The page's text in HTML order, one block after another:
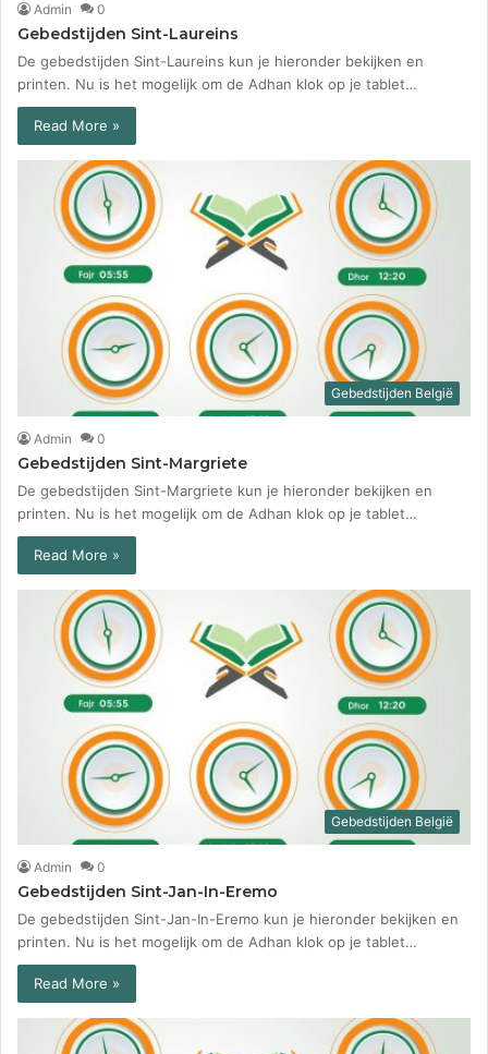
Admin 0
Gebedstijden Sint-Laureins
De gebedstijden Sint-Laureins kun je hieronder bekijken en
printen. Nu is het mogelijk om de Adhan klok op je tablet…
Read More »
Gebedstijden België
Admin 0
Gebedstijden Sint-Margriete
De gebedstijden Sint-Margriete kun je hieronder bekijken en
printen. Nu is het mogelijk om de Adhan klok op je tablet…
Read More »
Gebedstijden België
Admin 0
Gebedstijden Sint-Jan-In-Eremo
De gebedstijden Sint-Jan-In-Eremo kun je hieronder bekijken en
printen. Nu is het mogelijk om de Adhan klok op je tablet…
Read More »